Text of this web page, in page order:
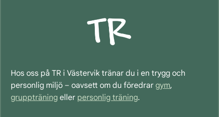
Hos oss på TR i Västervik tränar du i en trygg och
personlig miljö – oavsett om du föredrar gym,
gruppträning eller personlig träning.